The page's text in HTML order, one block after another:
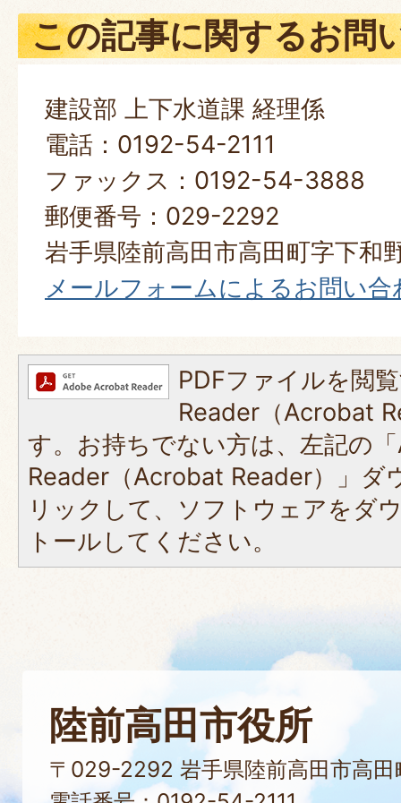
この記事に関するお問
建設部 上下水道課 経理係
電話：0192-54-2111
ファックス：0192-54-3888
郵便番号：029-2292
岩手県陸前高田市高田町字下和
メールフォームによるお問い合
PDFファイルを閲
Reader（Acrobat
す。お持ちでない方は、左記の
Reader（Acrobat Reader）」ダ
リックして、ソフトウェアをダ
トールしてください。
陸前高田市役所
〒029-2292 岩手県陸前高田市高田